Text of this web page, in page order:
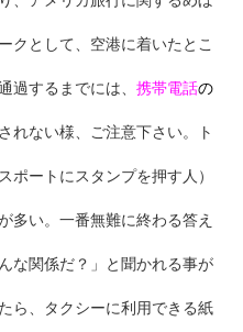
クとして、空港に着いたとこ
するまでには、 携帯電話の
れない様、ご注意下さい。ト
ポートにスタンプを押す人）
多い。一番無難に終わる答え
な関係だ？」と聞かれる事が
ら、タクシーに利用できる紙